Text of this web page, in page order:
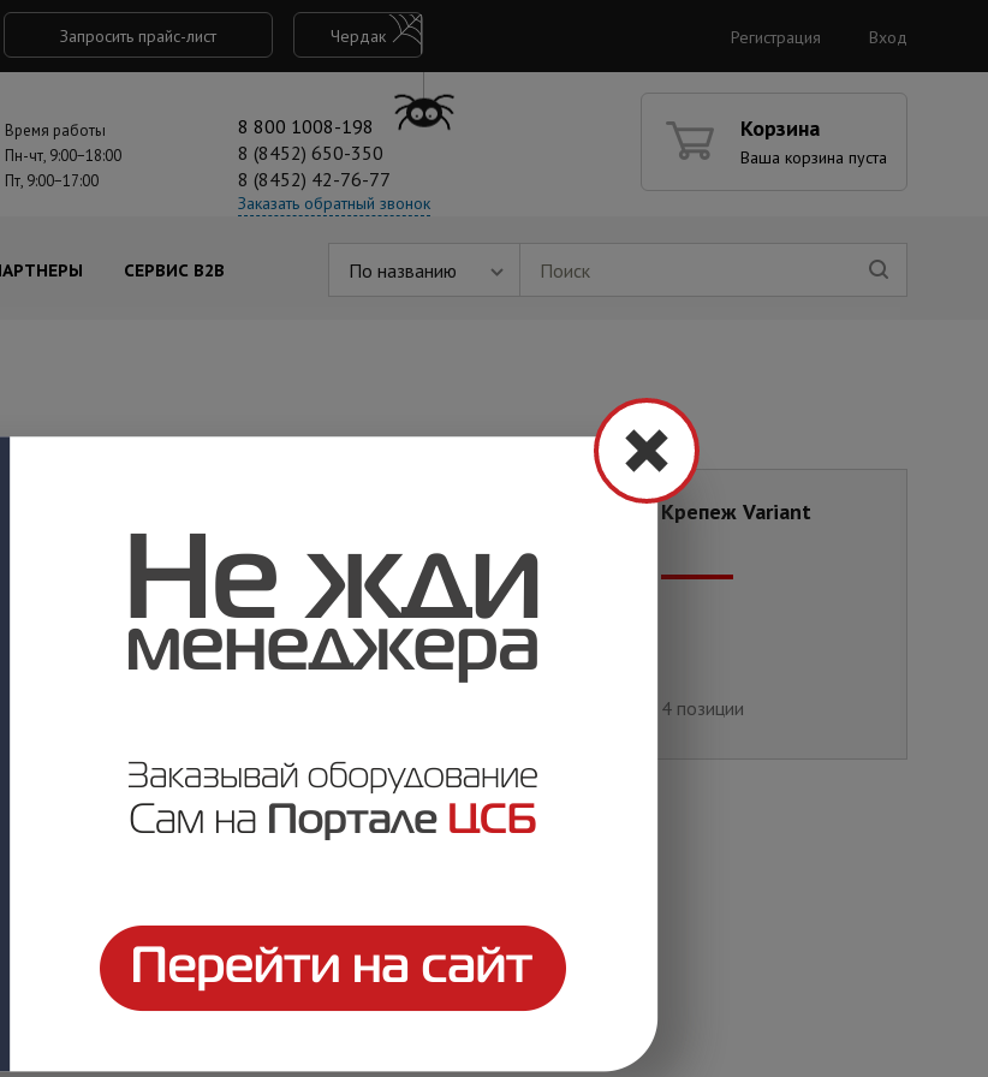
Запросить прайс-лист Чердак Регистрация Вход
Время работы
Пн-чт, 9:00−18:00
Пт, 9:00−17:00
8 800 1008-198
8 (8452) 650-350
8 (8452) 42-76-77
Заказать обратный звонок
Корзина
Ваша корзина пуста
СЕРВИС B2B По названию
Крепеж Variant
4 позиции